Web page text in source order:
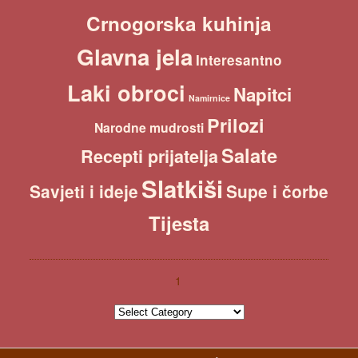
Crnogorska kuhinja
Glavna jela Interesantno
Laki obroci Namirnice Napitci
Narodne mudrosti Prilozi
Recepti prijateljaSalate
Savjeti i ideje Slatkiši Supe i čorbe
Tijesta
1
1